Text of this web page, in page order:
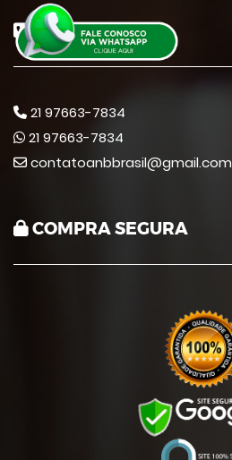
CONTATO
21 97663-7834
21 97663-7834
contatoanbbrasil@gmail.com
COMPRA SEGURA